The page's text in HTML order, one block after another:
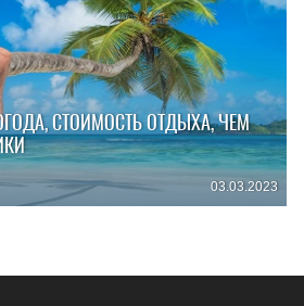
СТОИМОСТЬ ОТДЫХА, ЧЕМ
03.03.2023